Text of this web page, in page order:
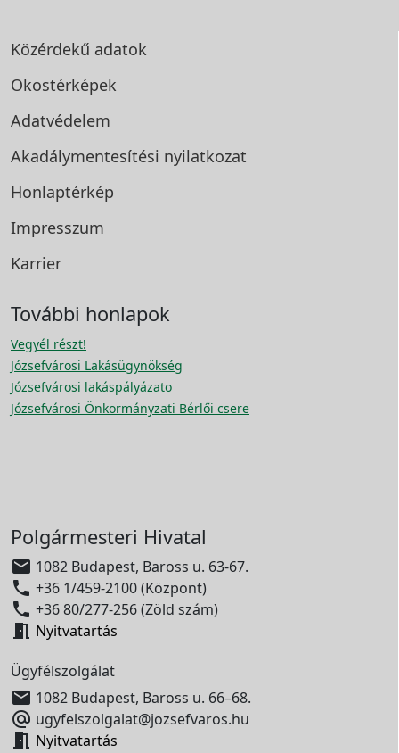
Közérdekű adatok
Okostérképek
Adatvédelem
Akadálymentesítési nyilatkozat
Honlaptérkép
Impresszum
Karrier
További honlapok
Vegyél részt!
Józsefvárosi Lakásügynökség
Józsefvárosi lakáspályázato
Józsefvárosi Önkormányzati Bérlői csere
Polgármesteri Hivatal
 1082 Budapest, Baross u. 63-67.
 +36 1/459-2100 (Központ)
 +36 80/277-256 (Zöld szám)
 Nyitvatartás
Ügyfélszolgálat
 1082 Budapest, Baross u. 66–68.
 ugyfelszolgalat@jozsefvaros.hu
 Nyitvatartás